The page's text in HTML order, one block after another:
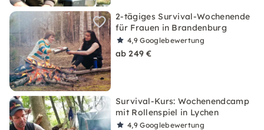
2-tägiges Survival-Wochenende
für Frauen in Brandenburg
4,9Googlebewertung
ab 249 €
Survival-Kurs: Wochenendcamp
mit Rollenspiel in Lychen
4,9Googlebewertung